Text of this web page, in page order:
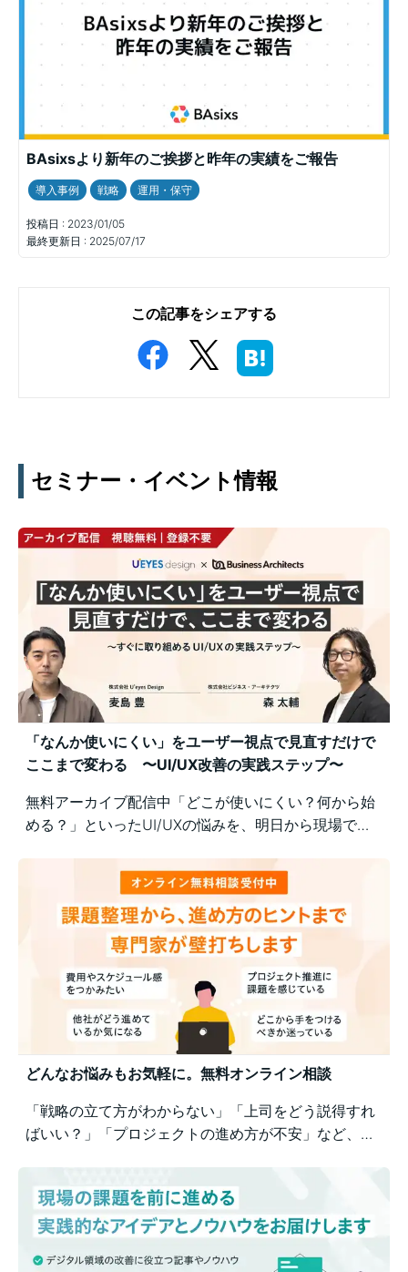
BAsixsより新年のご挨拶と昨年の実績をご報告
導入事例 戦略 運用・保守
投稿日 : 2023/01/05
最終更新日 : 2025/07/17
この記事をシェアする
セミナー・イベント情報
「なんか使いにくい」をユーザー視点で見直すだけで
ここまで変わる 〜UI/UX改善の実践ステップ〜
無料アーカイブ配信中「どこが使いにくい？何から始
める？」といったUI/UXの悩みを、明日から現場で実
の意識差に悩む方にもおすすめの実践型セミナーで
どんなお悩みもお気軽に。無料オンライン相談
「戦略の立て方がわからない」「上司をどう説得すれ
ばいい？」「プロジェクトの進め方が不安」など、業